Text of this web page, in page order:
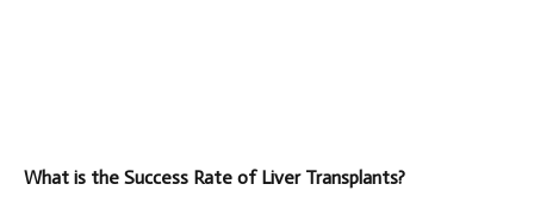
What is the Success Rate of Liver Transplants?